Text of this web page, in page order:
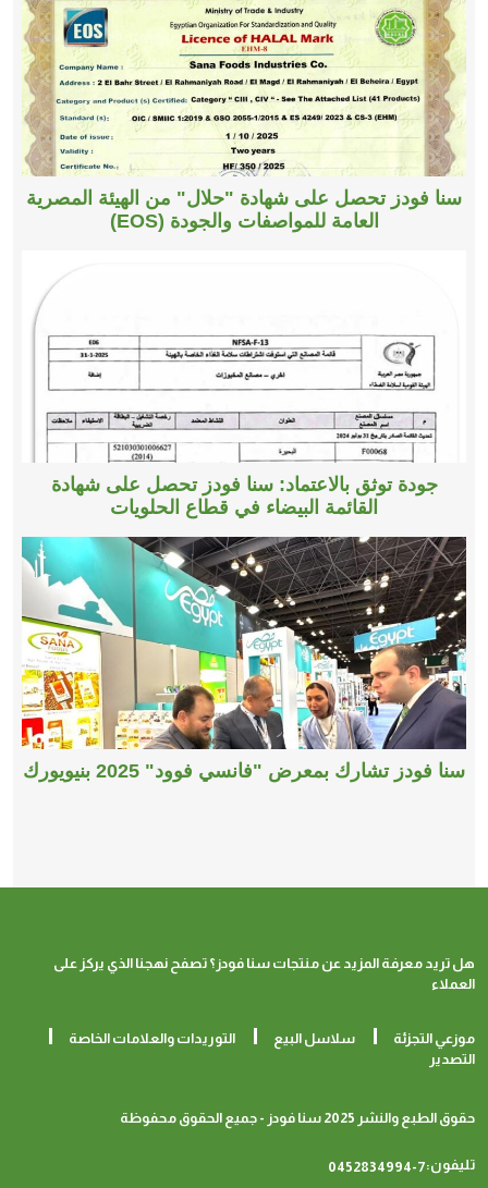
سنا فودز تحصل على شهادة "حلال" من الهيئة المصرية
العامة للمواصفات والجودة (EOS)
جودة توثق بالاعتماد: سنا فودز تحصل على شهادة
القائمة البيضاء في قطاع الحلويات
سنا فودز تشارك بمعرض "فانسي فوود" 2025 بنيويورك
هل تريد معرفة المزيد عن منتجات سنا فودز؟ تصفح نهجنا الذي يركز على
العملاء
موزعي التجزئة سلاسل البيع
التوريدات والعلامات الخاصة
التصدير
حقوق الطبع والنشر 2025 سنا فودز - جميع الحقوق محفوظة
تليفون:0452834994-7